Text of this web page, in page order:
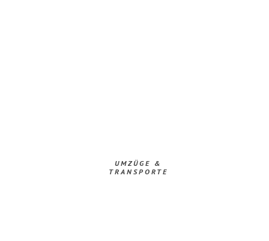
UMZÜGE &
TRANSPORTE